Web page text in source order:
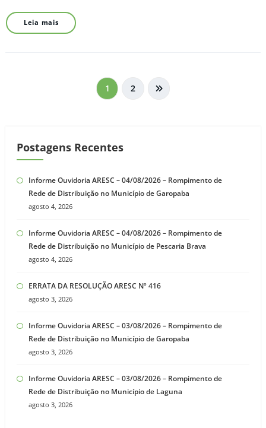
Leia mais
1 2
Postagens Recentes
Informe Ouvidoria ARESC – 04/08/2026 – Rompimento de
Rede de Distribuição no Município de Garopaba
agosto 4, 2026
Informe Ouvidoria ARESC – 04/08/2026 – Rompimento de
Rede de Distribuição no Município de Pescaria Brava
agosto 4, 2026
ERRATA DA RESOLUÇÃO ARESC Nº 416
agosto 3, 2026
Informe Ouvidoria ARESC – 03/08/2026 – Rompimento de
Rede de Distribuição no Município de Garopaba
agosto 3, 2026
Informe Ouvidoria ARESC – 03/08/2026 – Rompimento de
Rede de Distribuição no Município de Laguna
agosto 3, 2026